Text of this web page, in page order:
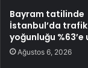
Bayram tatilinde
İstanbul’da trafik
yoğunluğu %63’e
Ağustos 6, 2026